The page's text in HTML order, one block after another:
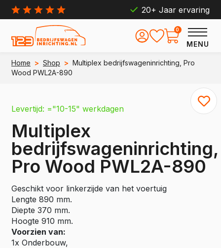
20+ Jaar ervaring
MENU
0
Home > Shop > Multiplex bedrijfswageninrichting, Pro
Wood PWL2A-890
Levertijd: ="10-15" werkdagen
Multiplex
bedrijfswageninrichting,
Pro Wood PWL2A-890
Geschikt voor linkerzijde van het voertuig
Lengte 890 mm.
Diepte 370 mm.
Hoogte 910 mm.
Voorzien van:
1x Onderbouw,